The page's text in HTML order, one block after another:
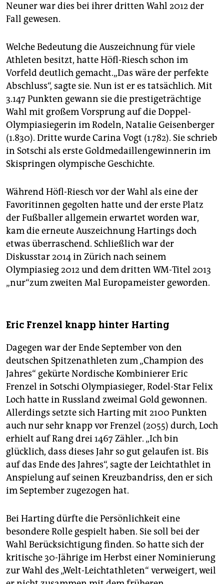
Neuner war dies bei ihrer dritten Wahl 2012 der
Fall gewesen.
Welche Bedeutung die Auszeichnung für viele
Athleten besitzt, hatte Höfl-Riesch schon im
Vorfeld deutlich gemacht.„Das wäre der perfekte
Abschluss“, sagte sie. Nun ist er es tatsächlich. Mit
3.147 Punkten gewann sie die prestigeträchtige
Wahl mit großem Vorsprung auf die Doppel-
Olympiasiegerin im Rodeln, Natalie Geisenberger
(1.830). Dritte wurde Carina Vogt (1.782). Sie schrieb
in Sotschi als erste Goldmedaillengewinnerin im
Skispringen olympische Geschichte.
Während Höfl-Riesch vor der Wahl als eine der
Favoritinnen gegolten hatte und der erste Platz
der Fußballer allgemein erwartet worden war,
kam die erneute Auszeichnung Hartings doch
etwas überraschend. Schließlich war der
Diskusstar 2014 in Zürich nach seinem
Olympiasieg 2012 und dem dritten WM-Titel 2013
„nur“zum zweiten Mal Europameister geworden.
Eric Frenzel knapp hinter Harting
Dagegen war der Ende September von den
deutschen Spitzenathleten zum „Champion des
Jahres“ gekürte Nordische Kombinierer Eric
Frenzel in Sotschi Olympiasieger, Rodel-Star Felix
Loch hatte in Russland zweimal Gold gewonnen.
Allerdings setzte sich Harting mit 2100 Punkten
auch nur sehr knapp vor Frenzel (2055) durch, Loch
erhielt auf Rang drei 1467 Zähler. „Ich bin
glücklich, dass dieses Jahr so gut gelaufen ist. Bis
auf das Ende des Jahres“, sagte der Leichtathlet in
Anspielung auf seinen Kreuzbandriss, den er sich
im September zugezogen hat.
Bei Harting dürfte die Persönlichkeit eine
besondere Rolle gespielt haben. Sie soll bei der
Wahl Berücksichtigung finden. So hatte sich der
kritische 30-Jährige im Herbst einer Nominierung
zur Wahl des „Welt-Leichtathleten“ verweigert, weil